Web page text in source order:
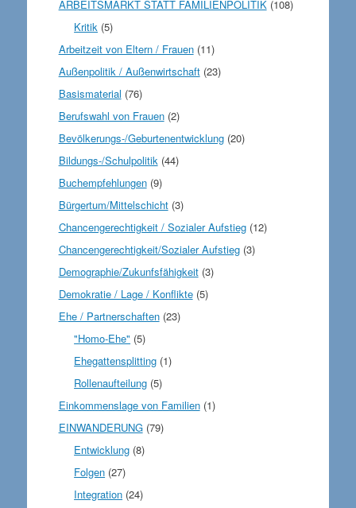
ARBEITSMARKT STATT FAMILIENPOLITIK(108)
Kritik (5)
Arbeitzeit von Eltern / Frauen(11)
Außenpolitik / Außenwirtschaft(23)
Basismaterial (76)
Berufswahl von Frauen(2)
Bevölkerungs-/Geburtenentwicklung(20)
Bildungs-/Schulpolitik(44)
Buchempfehlungen(9)
Bürgertum/Mittelschicht(3)
Chancengerechtigkeit / Sozialer Aufstieg(12)
Chancengerechtigkeit/Sozialer Aufstieg(3)
Demographie/Zukunfsfähigkeit(3)
Demokratie / Lage / Konflikte(5)
Ehe / Partnerschaften(23)
"Homo-Ehe" (5)
Ehegattensplitting (1)
Rollenaufteilung (5)
Einkommenslage von Familien(1)
EINWANDERUNG(79)
Entwicklung (8)
Folgen (27)
Integration (24)